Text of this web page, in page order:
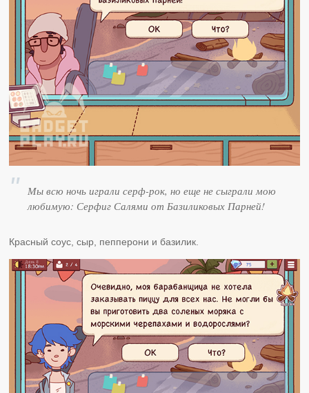
Мы всю ночь играли серф-рок, но еще не сыграли мою
любимую: Серфиг Салями от Базиликовых Парней!
Красный соус, сыр, пепперони и базилик.